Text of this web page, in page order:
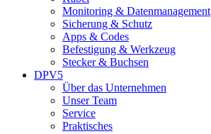
Monitoring & Datenmanagement
Sicherung & Schutz
Apps & Codes
Befestigung & Werkzeug
Stecker & Buchsen
DPV5
Über das Unternehmen
Unser Team
Service
Praktisches